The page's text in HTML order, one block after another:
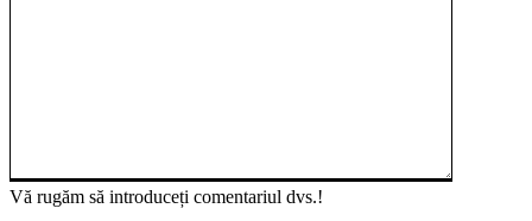
Vă rugăm să introduceți comentariul dvs.!